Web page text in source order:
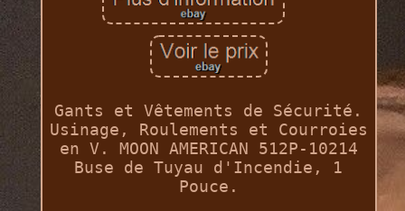
Gants et Vêtements de Sécurité.
Usinage, Roulements et Courroies
en V. MOON AMERICAN 512P-10214
Buse de Tuyau d'Incendie, 1
Pouce.